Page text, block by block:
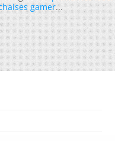
gamer...